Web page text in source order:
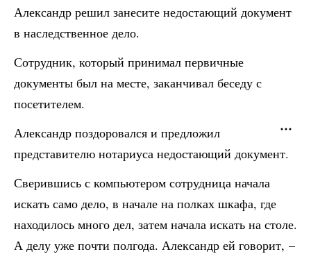
Александр решил занесите недостающий документ
в наследственное дело.
Сотрудник, который принимал первичные
документы был на месте, заканчивал беседу с
посетителем.
Александр поздоровался и предложил
представителю нотариуса недостающий документ.
Сверившись с компьютером сотрудница начала
искать само дело, в начале на полках шкафа, где
находилось много дел, затем начала искать на столе.
А делу уже почти полгода. Александр ей говорит, –